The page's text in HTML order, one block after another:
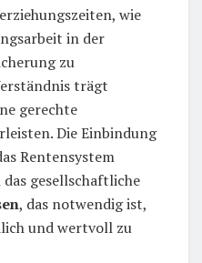
wie
in der
zu
trägt
gerechte
Die Einbindung
Rentensystem
gesellschaftliche
, das notwendig ist,
und wertvoll zu